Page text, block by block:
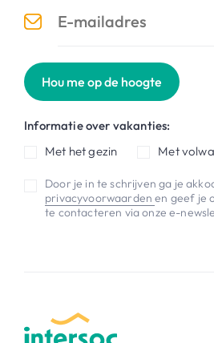
Hou me op de hoogte
Informatie over vakanties:
Met het gezin
Met
Door je in te schrijven ga je
privacyvoorwaardenen geef je
te contacteren via onze e-